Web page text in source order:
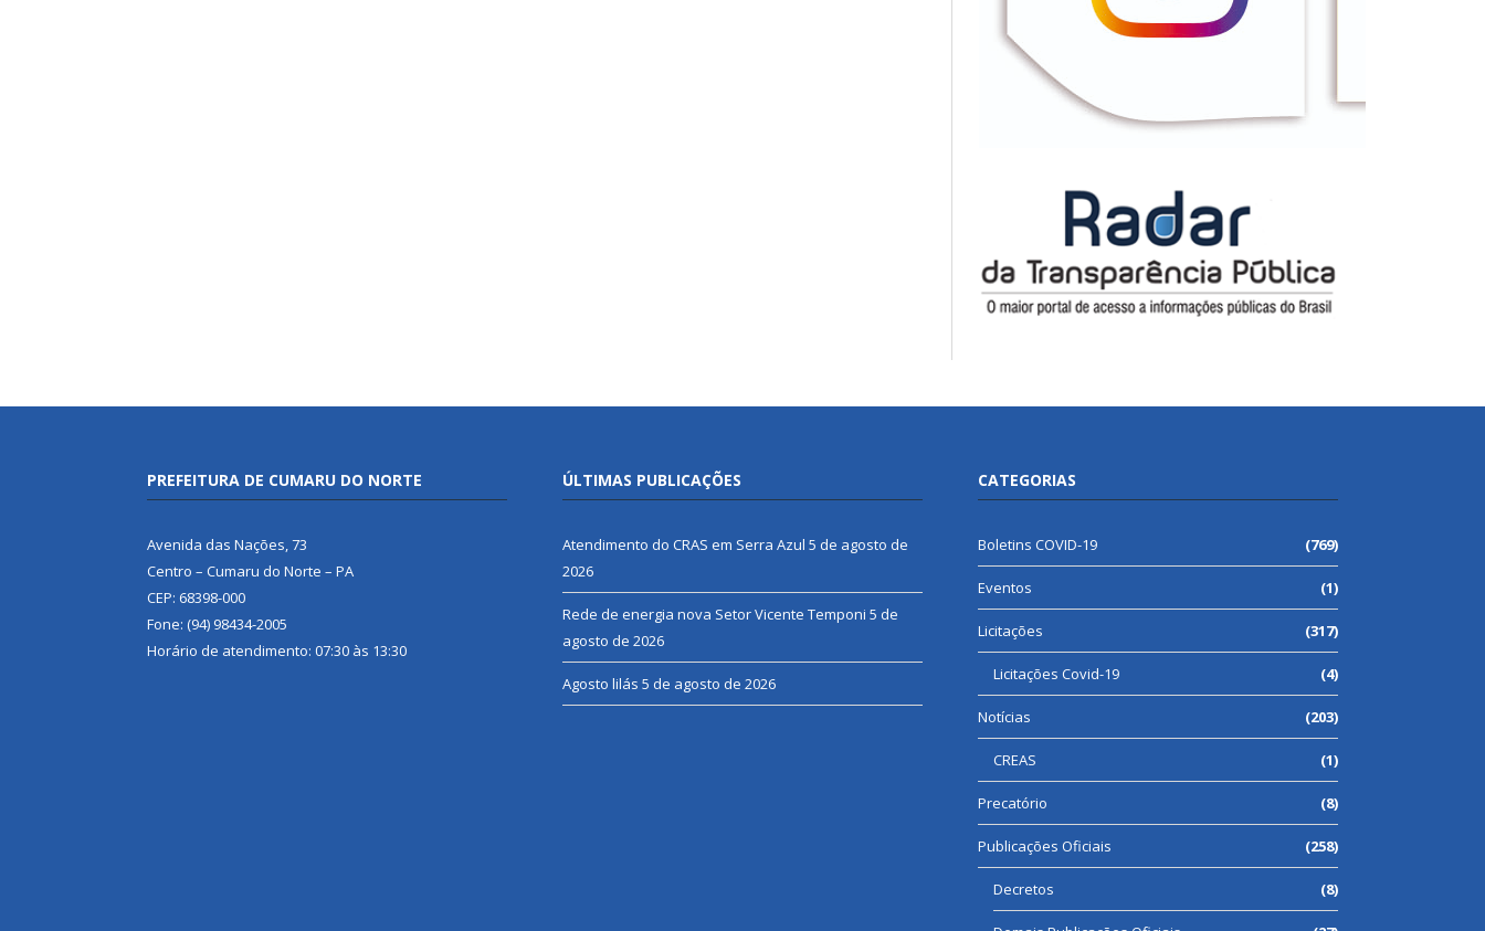
PREFEITURA DE CUMARU DO NORTE
Avenida das Nações, 73
Centro – Cumaru do Norte – PA
CEP: 68398-000
Fone: (94) 98434-2005
Horário de atendimento: 07:30 às 13:30
ÚLTIMAS PUBLICAÇÕES
Atendimento do CRAS em Serra Azul 5 de agosto de
2026
Rede de energia nova Setor Vicente Temponi 5 de
agosto de 2026
Agosto lilás 5 de agosto de 2026
CATEGORIAS
Boletins COVID-19 (769)
Eventos (1)
Licitações (317)
Licitações Covid-19 (4)
Notícias (203)
CREAS (1)
Precatório (8)
Publicações Oficiais (258)
Decretos (8)